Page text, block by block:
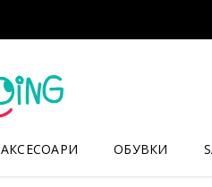
АКСЕСОАРИ ОБУВКИ